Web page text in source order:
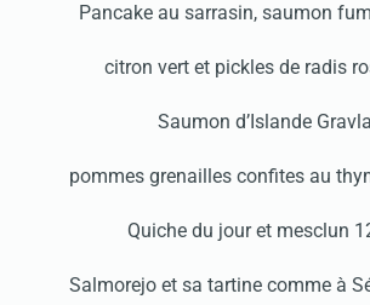
Pancake au sarrasin, saumon
citron vert et pickles de radis
Saumon d’Islande
pommes grenailles confites au
Quiche du jour et mesclun
Salmorejo et sa tartine comme à